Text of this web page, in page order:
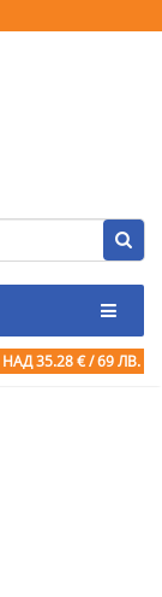
НАД 35.28 € / 69 ЛВ.